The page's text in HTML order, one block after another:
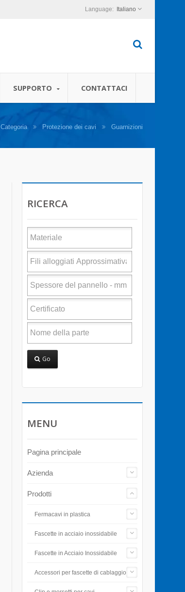
Italiano
SUPPORTO CONTATTACI
Categoria Protezione dei cavi Guarnizioni
RICERCA
Go
MENU
Pagina principale
Azienda
Prodotti
Fermacavi in plastica
Fascette in acciaio inossidabile
Fascette in Acciaio Inossidabile
Accessori per fascette di cablaggio